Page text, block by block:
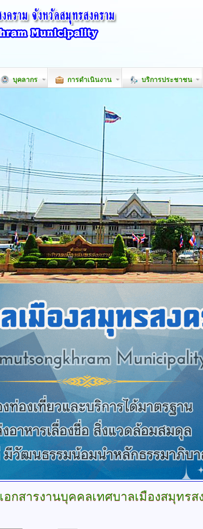
บุคลากร การดำเนินงาน บริการประชาชน
เอกสารงานบุคคลเทศบาลเมืองสมุทรส